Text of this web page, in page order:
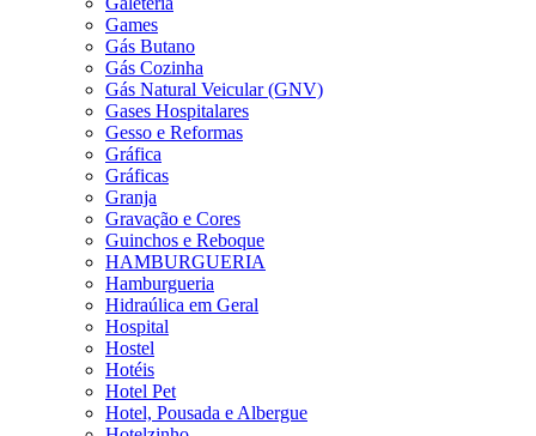
Games
Gás Butano
Gás Cozinha
Gás Natural Veicular (GNV)
Gases Hospitalares
Gesso e Reformas
Gráfica
Gráficas
Granja
Gravação e Cores
Guinchos e Reboque
HAMBURGUERIA
Hamburgueria
Hidraúlica em Geral
Hospital
Hostel
Hotéis
Hotel Pet
Hotel, Pousada e Albergue